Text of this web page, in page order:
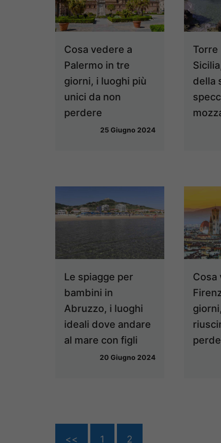
Cosa vedere a
Palermo in tre
giorni, i luoghi più
unici da non
perdere
25 Giugno 2024
Torre
della
Le spiagge per
bambini in
Abruzzo, i luoghi
ideali dove andare
al mare con figli
20 Giugno 2024
Cosa
<< 1 2